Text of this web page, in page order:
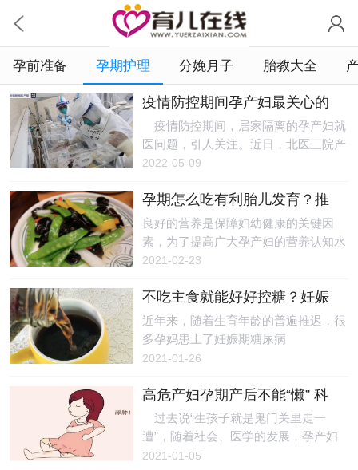
孕前准备 孕期护理 分娩月子 胎教大全
疫情防控期间孕产妇最关心的
这些问题 答案来了！
疫情防控期间，居家隔离的孕产妇就
医问题，引人关注。近日，北医三院产
科专家就此提醒：居家隔离的孕产妇非
可回到原建档医院继续产检。 专家
建议，健康孕产妇在医生指导下适当减
少现场产检次数，部分检查项目可合并
在一次就医过程中完成，根据医生的建
疗、远程会诊等形式，最大程度保障孕
篇 1.隔离期间，孕产妇有哪些就医
渠道 疫情防控期间，北京市卫健委
协调各妇幼保健机构和社区卫生服务中
2022-05-09
孕期怎么吃有利胎儿发育？推
荐这份饮食指南
良好的营养是保障妇幼健康的关键因
素，为了提高广大孕产妇的营养认知水
平，今天聊聊孕期膳食营养话题。
利 随着生活水平的提高，孕期膳食
营养越来越受到重视，这个时期如果孕
妈妈营养不足，会出现贫血、低血糖、
低血钙、骨质软化等问题，也可诱发人
时子宫收缩乏力，甚至出现由于宫缩乏
力引起的产后大出血，还易出现产后乳
汁不足等问题。 如果孕妈妈摄取营
养不充分，也会影响宝宝的生长发育，
很多宝宝的先天缺陷与在宫内营养不足
2021-02-23
不吃主食就能好好控糖？妊娠
期糖尿病的5大误区你知道吗
近年来，随着生育年龄的普遍推迟，很
多孕妈患上了妊娠期糖尿病
（GDM）。有些人表示怀疑：平时血
病？有些人过度自信：生完之后就好
了，不用采取什么措施。今天，我们来
了解一下妊娠期糖尿病的五大常见误
区。 误区一：我一向身体好，妊娠
2021-01-26
高危产妇孕期产后不能“懒” 科
学指导度过孕产期
过去说“生孩子就是鬼门关里走一
遭”，随着社会、医学的发展，孕产妇
死亡的概率比以前低了很多，然而近年
2021-01-05